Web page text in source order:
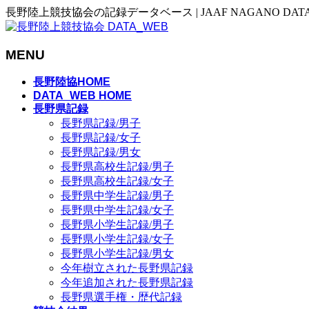
長野陸上競技協会の記録データベース | JAAF NAGANO
MENU
長野陸協HOME
DATA_WEB HOME
長野県記録
長野県記録/男子
長野県記録/女子
長野県記録/男女
長野県高校生記録/男子
長野県高校生記録/女子
長野県中学生記録/男子
長野県中学生記録/女子
長野県小学生記録/男子
長野県小学生記録/女子
長野県小学生記録/男女
今年樹立された長野県記録
今年追加された長野県記録
長野県選手権・歴代記録